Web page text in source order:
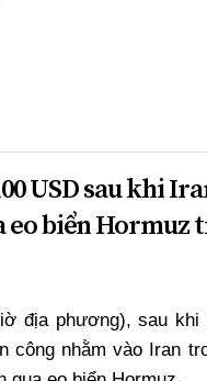
USD sau khi
eo biển Hormuz
địa phương), sau khi
công nhằm vào Iran